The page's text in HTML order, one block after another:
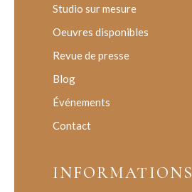
Studio sur mesure
Oeuvres disponibles
Revue de presse
Blog
Événements
Contact
INFORMATIONS